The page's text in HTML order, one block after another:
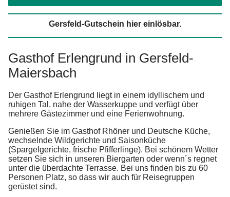
Gersfeld-Gutschein hier einlösbar.
Gasthof Erlengrund in Gersfeld-
Maiersbach
Der Gasthof Erlengrund liegt in einem idyllischem und
ruhigen Tal, nahe der Wasserkuppe und verfügt über
mehrere Gästezimmer und eine Ferienwohnung.
Genießen Sie im Gasthof Rhöner und Deutsche Küche,
wechselnde Wildgerichte und Saisonküche
(Spargelgerichte, frische Pfifferlinge). Bei schönem Wetter
setzen Sie sich in unseren Biergarten oder wenn´s regnet
unter die überdachte Terrasse. Bei uns finden bis zu 60
Personen Platz, so dass wir auch für Reisegruppen
gerüstet sind.